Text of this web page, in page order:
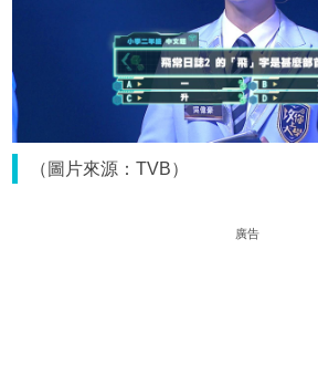
（圖片來源：TVB）
廣告